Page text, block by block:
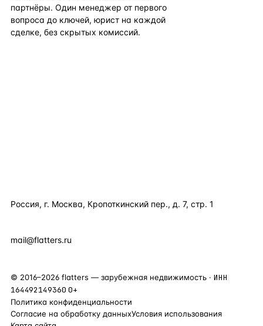
партнёры. Один менеджер от первого
вопроса до ключей, юрист на каждой
сделке, без скрытых комиссий.
Россия, г. Москва, Кропоткинский пер., д. 7, стр. 1
mail@flatters.ru
© 2016–2026 flatters — зарубежная недвижимость · ИНН
164492149360 0+
Политика конфиденциальности
Согласие на обработку данныхУсловия использования